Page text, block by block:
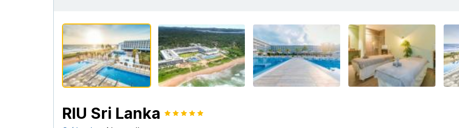
RIU Sri Lanka